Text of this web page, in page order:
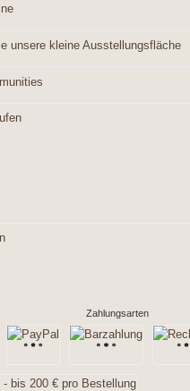
unsere kleine Ausstellungsfläche
Zahlungsarten